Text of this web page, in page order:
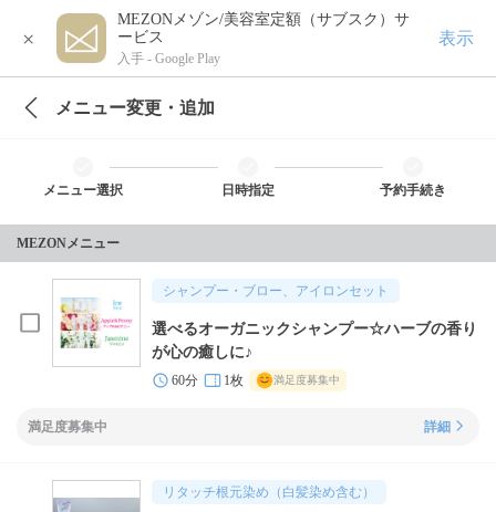
×
MEZONメゾン/美容室定額（サブスク）サ
ービス
入手 - Google Play
表示
メニュー変更・追加
メニュー選択 日時指定 予約手続き
MEZONメニュー
シャンプー・ブロー、アイロンセット
選べるオーガニックシャンプー☆ハーブの香り
が心の癒しに♪
60分 1枚 満足度募集中
満足度募集中 詳細
リタッチ根元染め（白髪染め含む）